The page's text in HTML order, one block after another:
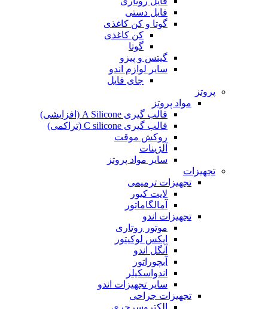
فایل دستی
گوتا و کن کاغذی
کن کاغذی
گوتا
گیتس و پیزو
سایر لوازم اندو
جای فایل
پروتز
مواد پروتز
قالب گیری A Silicone (افزایشی)
قالب گیری C silicone (تراکمی)
روکش موقت
آلژینات
سایر مواد پروتز
تجهیزات
تجهیزات ترمیمی
لایت کیور
آمالگاماتور
تجهیزات اندو
موتور روتاری
اپکس لوکیتور
آنگل اندو
آبچوراتور
اندواسکیلر
سایر تجهیزات اندو
تجهیزات جراحی
الکتروسرجری